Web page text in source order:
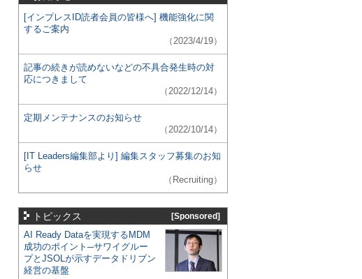
[インプレスID読者会員の皆様へ] 機能強化に関
するご案内
（2023/4/19）
記事の続きが読めないなどの不具合発生時の対
応につきまして
（2022/12/14）
定期メンテナンスのお知らせ
（2022/10/14）
[IT Leaders編集部より] 編集スタッフ募集のお知
らせ
（Recruiting）
トピックス [Sponsored]
AI Ready Dataを実現するMDM
成功のポイント─サワイグルー
プとJSOLが示すデータドリブン
経営の基盤